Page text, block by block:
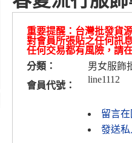
重要提醒：台灣批發貨
對會員所張貼之任何訊
任何交易都有風險，請
分類：
男女服飾
會員代號：
line1112
留言
發送私